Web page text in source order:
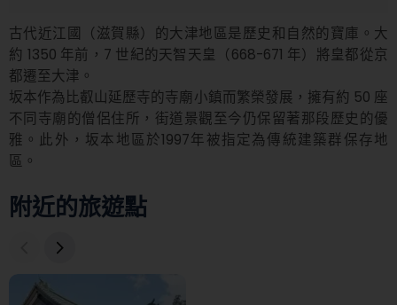
古代近江國（滋賀縣）的大津地區是歷史和自然的寶庫。大
約 1350 年前，7 世紀的天智天皇（668-671 年）將皇都從京
都遷至大津。
坂本作為比叡山延歷寺的寺廟小鎮而繁榮發展，擁有約 50 座
不同寺廟的僧侶住所，街道景觀至今仍保留著那段歷史的優
雅。此外，坂本地區於1997年被指定為傳統建築群保存地
區。
附近的旅遊點